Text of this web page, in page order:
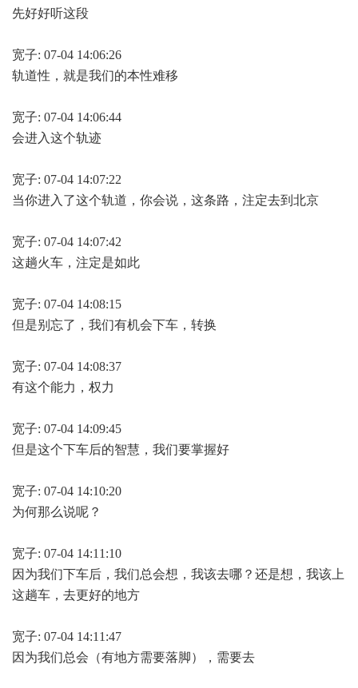
先好好听这段
宽子: 07-04 14:06:26
轨道性，就是我们的本性难移
宽子: 07-04 14:06:44
会进入这个轨迹
宽子: 07-04 14:07:22
当你进入了这个轨道，你会说，这条路，注定去到北京
宽子: 07-04 14:07:42
这趟火车，注定是如此
宽子: 07-04 14:08:15
但是别忘了，我们有机会下车，转换
宽子: 07-04 14:08:37
有这个能力，权力
宽子: 07-04 14:09:45
但是这个下车后的智慧，我们要掌握好
宽子: 07-04 14:10:20
为何那么说呢？
宽子: 07-04 14:11:10
因为我们下车后，我们总会想，我该去哪？还是想，我该上
这趟车，去更好的地方
宽子: 07-04 14:11:47
因为我们总会（有地方需要落脚），需要去